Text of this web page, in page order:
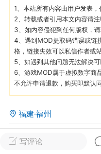
单机辅助引流私下售
作弊模组的发布规范近期
作弊模组在联机服务器
环境，中文网特此发布以
模组的发布行为：1. *...
大人
Lv.8
写评论
1、本站所有内容由用户发表，
2、转载或者引用本文内容请注
3、如内容侵犯到任何版权，
4、遇到MOD提取码错误或链
格，链接失效可以私信作者或
5、如遇到其他问题无法解决
6、游戏MOD属于虚拟数字商
不允许申请退款，购买即默认
福建·福州
0